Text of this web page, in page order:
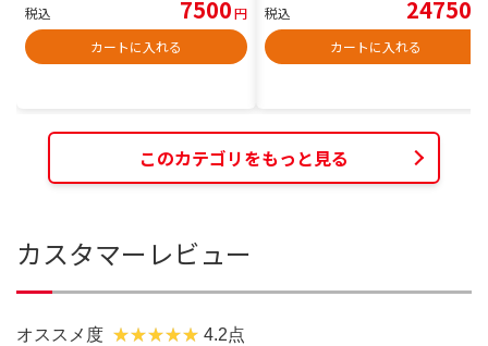
税込 7500円
カートに入れる
税込 24750
カートに入れる
このカテゴリをもっと見る
カスタマーレビュー
オススメ度 4.2点